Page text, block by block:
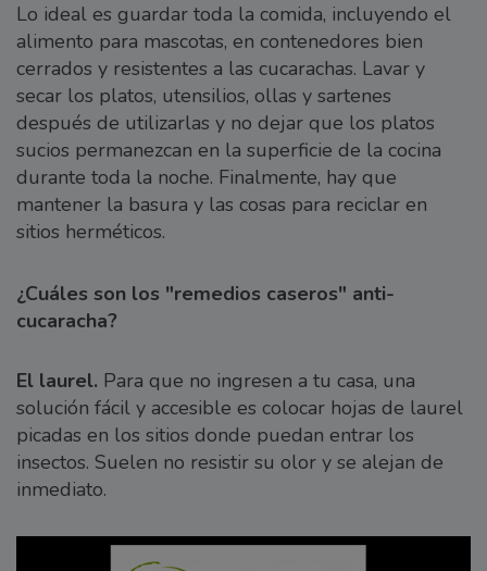
Lo ideal es guardar toda la comida, incluyendo el
alimento para mascotas, en contenedores bien
cerrados y resistentes a las cucarachas. Lavar y
secar los platos, utensilios, ollas y sartenes
después de utilizarlas y no dejar que los platos
sucios permanezcan en la superficie de la cocina
durante toda la noche. Finalmente, hay que
mantener la basura y las cosas para reciclar en
sitios herméticos.
¿Cuáles son los "remedios caseros" anti-
cucaracha?
El laurel. Para que no ingresen a tu casa, una
solución fácil y accesible es colocar hojas de laurel
picadas en los sitios donde puedan entrar los
insectos. Suelen no resistir su olor y se alejan de
inmediato.